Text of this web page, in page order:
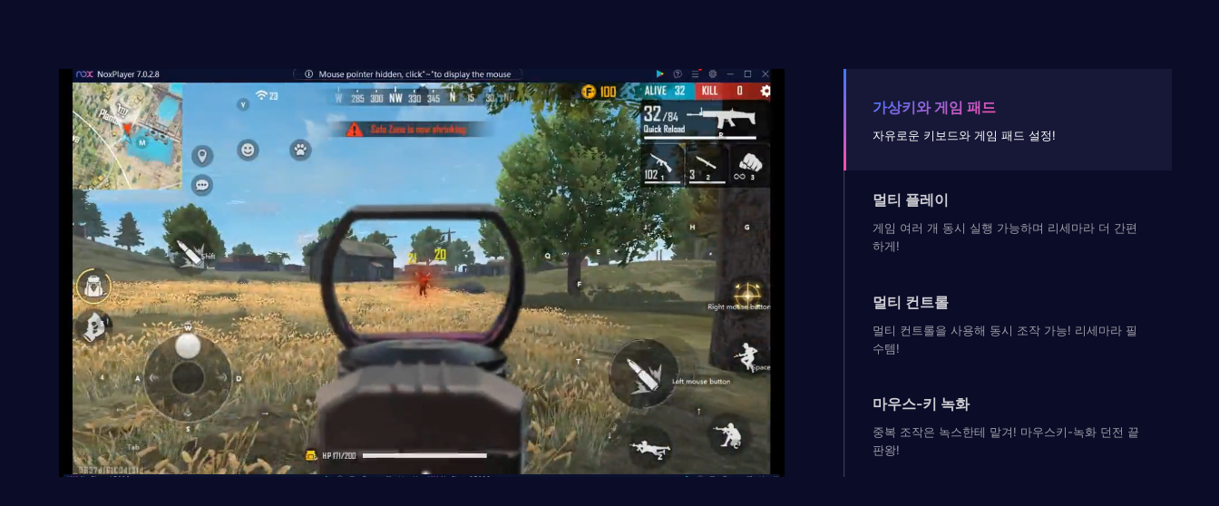
가상키와 게임 패드
자유로운 키보드와 게임 패드 설정!
멀티 플레이
게임 여러 개 동시 실행 가능하며 리세마라 더 간편
하게!
멀티 컨트롤
멀티 컨트롤을 사용해 동시 조작 가능! 리세마라 필
수템!
마우스-키 녹화
중복 조작은 녹스한테 맡겨! 마우스키-녹화 던전 끝
판왕!